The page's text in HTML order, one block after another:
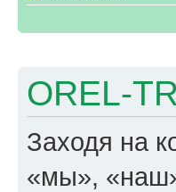
OREL-
Заходя на
«мы»,